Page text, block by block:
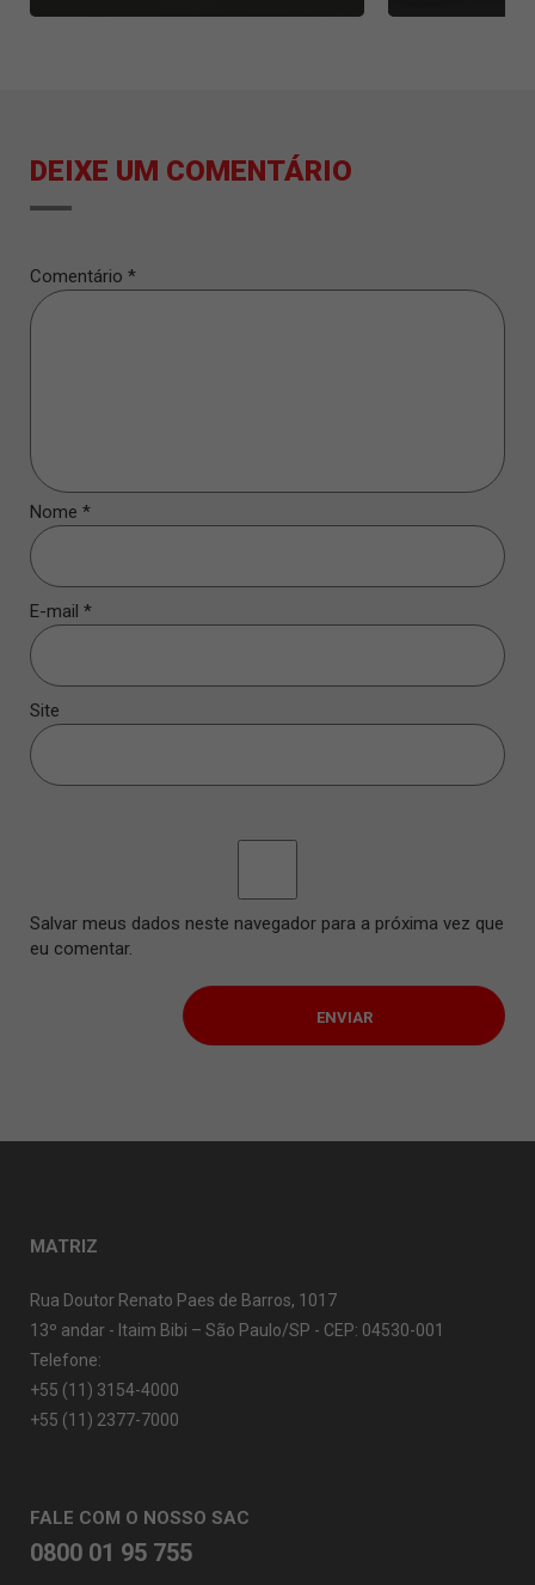
DEIXE UM COMENTÁRIO
Comentário *
Nome *
E-mail *
Site
Salvar meus dados neste navegador para a próxima vez que
eu comentar.
MATRIZ
Rua Doutor Renato Paes de Barros, 1017
13º andar - Itaim Bibi – São Paulo/SP - CEP: 04530-001
Telefone:
+55 (11) 3154-4000
+55 (11) 2377-7000
FALE COM O NOSSO SAC
0800 01 95 755